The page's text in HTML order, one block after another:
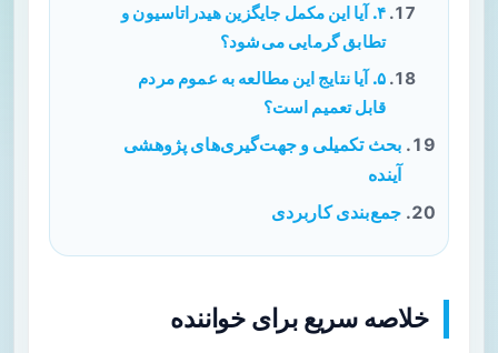
۴. آیا این مکمل جایگزین هیدراتاسیون و
تطابق گرمایی می‌شود؟
۵. آیا نتایج این مطالعه به عموم مردم
قابل تعمیم است؟
بحث تکمیلی و جهت‌گیری‌های پژوهشی
آینده
جمع‌بندی کاربردی
خلاصه سریع برای خواننده